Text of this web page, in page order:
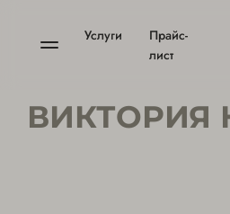
Услуги
Прайс-
лист
ВИКТОРИЯ